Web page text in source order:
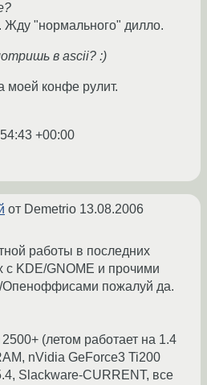
Жду "нормального" дилло.
в ascii? :)
моей конфе рулит.
+00:00
от Demetrio 13.08.2006
работы в последних
с KDE/GNOME и прочими
пожалуй да.
(летом работает на 1.4
nVidia GeForce3 Ti200
Slackware-CURRENT, все